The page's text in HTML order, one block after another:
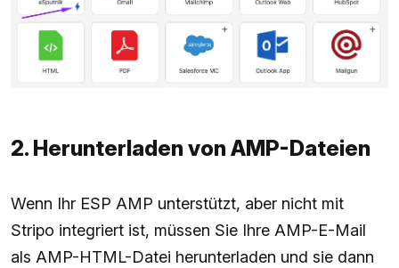
2. Herunterladen von AMP-Dateien
Wenn Ihr ESP AMP unterstützt, aber nicht mit
Stripo integriert ist, müssen Sie Ihre AMP-E-Mail
als AMP-HTML-Datei herunterladen und sie dann